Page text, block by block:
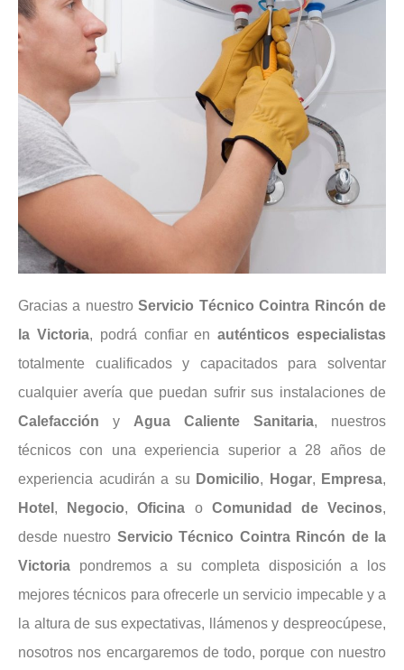
Gracias a nuestroServicio Técnico Cointra Rincón de
la Victoria, podrá confiar enauténticos especialistas
totalmente cualificados y capacitados para solventar
cualquier avería que puedan sufrir sus instalaciones de
Calefacción y Agua Caliente Sanitaria, nuestros
técnicos con una experiencia superior a 28 años de
experiencia acudirán a su Domicilio, Hogar, Empresa,
Hotel , Negocio,Oficina o Comunidad de Vecinos,
desde nuestro Servicio Técnico Cointra Rincón de la
Victoria pondremos a su completa disposición a los
mejores técnicos para ofrecerle un servicio impecable y a
la altura de sus expectativas, llámenos y despreocúpese,
nosotros nos encargaremos de todo, porque con nuestro